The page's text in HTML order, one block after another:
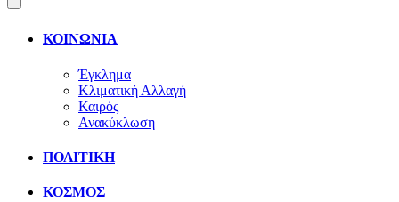
ΚΟΙΝΩΝΙΑ
Έγκλημα
Κλιματική Αλλαγή
Καιρός
Ανακύκλωση
ΠΟΛΙΤΙΚΗ
ΚΟΣΜΟΣ